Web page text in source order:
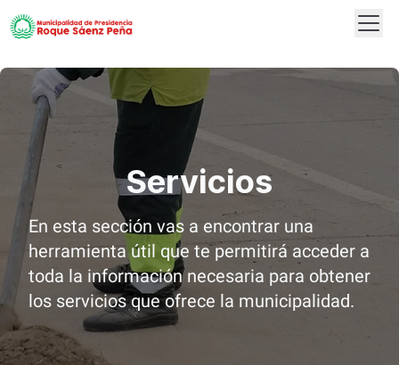
Servicios
En esta sección vas a encontrar una
herramienta útil que te permitirá acceder a
toda la información necesaria para obtener
los servicios que ofrece la municipalidad.